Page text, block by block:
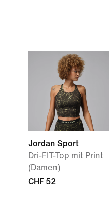
Jordan Sport
Dri-FIT-Top mit Print
(Damen)
CHF 52